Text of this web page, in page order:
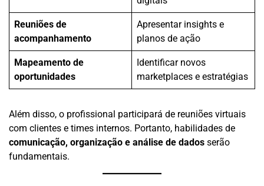
Reuniões de
acompanhamento
Apresentar insights e
planos de ação
Mapeamento de
oportunidades
Identificar novos
marketplaces e estratégias
Além disso, o profissional participará de reuniões virtuais
com clientes e times internos. Portanto, habilidades de
comunicação, organização e análise de dados serão
fundamentais.